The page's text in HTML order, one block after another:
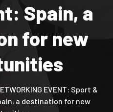
Spain, a
for new
EVENT: Sport &
a destination for new